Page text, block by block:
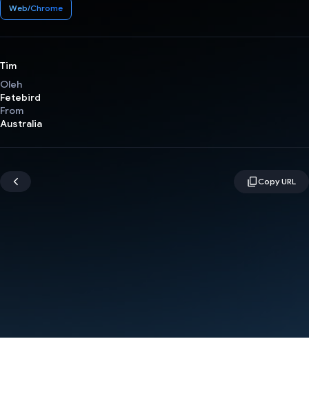
Web/Chrome
Tim
Oleh
Fetebird
From
Australia